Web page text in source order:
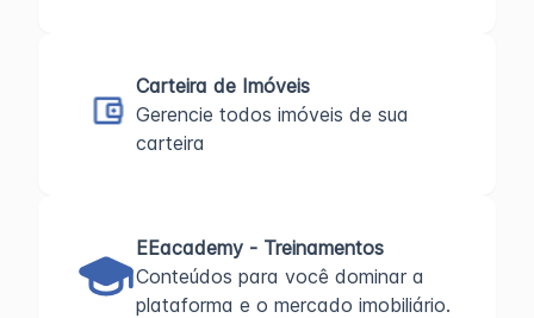
Carteira de Imóveis
Gerencie todos imóveis de sua
carteira
EEacademy - Treinamentos
Conteúdos para você dominar a
plataforma e o mercado imobiliário.